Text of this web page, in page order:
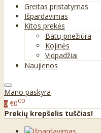
Greitas pristatymas
Išpardavimas
Kitos prekės
Batų priežiūra
Kojinės
Vidpadžiai
Naujienos
Mano paskyra
0 €000
Prekių krepšelis tuščias!